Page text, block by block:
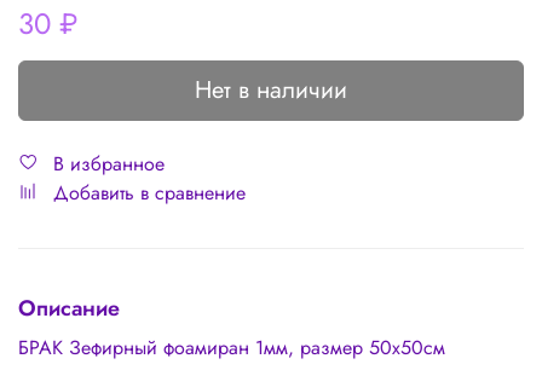
30 ₽
Нет в наличии
В избранное
Добавить в сравнение
Описание
БРАК Зефирный фоамиран 1мм, размер 50х50см